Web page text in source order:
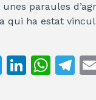
paraules
qui ha estat
T
Li W T